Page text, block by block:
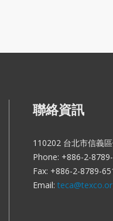
聯絡資訊
110202 台北市信義
Phone: +886-2-
Fax: +886-2-8789-
Email: